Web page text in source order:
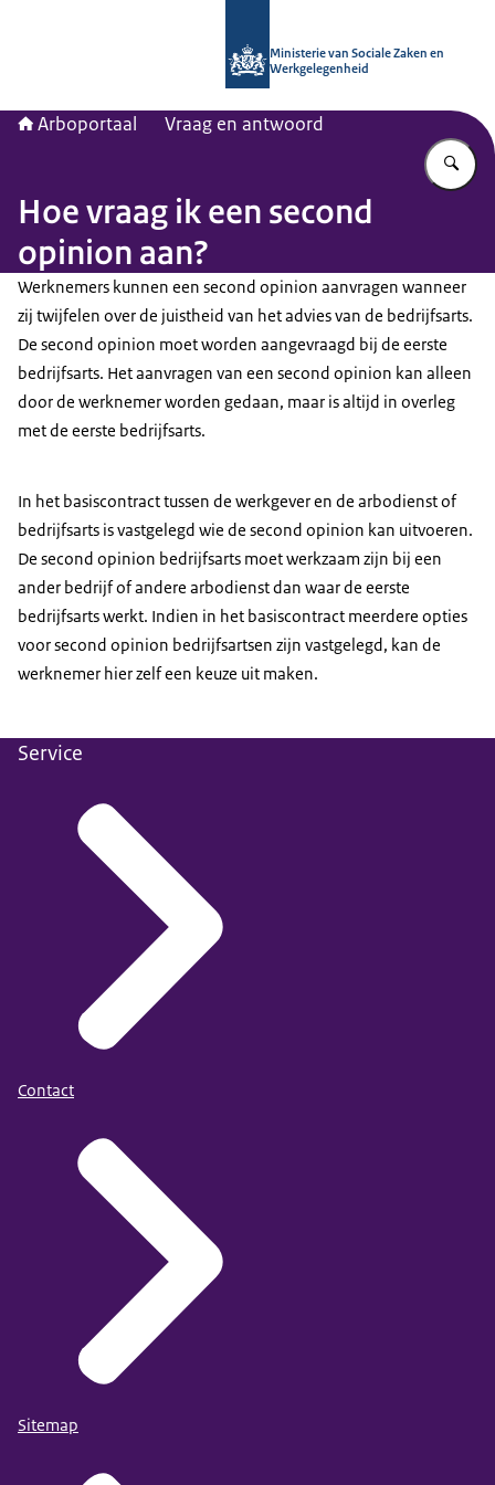
Ministerie van Sociale Zaken en
Werkgelegenheid
Arboportaal Vraag en antwoord
Hoe vraag ik een second
opinion aan?
Werknemers kunnen een second opinion aanvragen wanneer
zij twijfelen over de juistheid van het advies van de bedrijfsarts.
De second opinion moet worden aangevraagd bij de eerste
bedrijfsarts. Het aanvragen van een second opinion kan alleen
door de werknemer worden gedaan, maar is altijd in overleg
met de eerste bedrijfsarts.
In het basiscontract tussen de werkgever en de arbodienst of
bedrijfsarts is vastgelegd wie de second opinion kan uitvoeren.
De second opinion bedrijfsarts moet werkzaam zijn bij een
ander bedrijf of andere arbodienst dan waar de eerste
bedrijfsarts werkt. Indien in het basiscontract meerdere opties
voorsecond opinion bedrijfsartsen zijn vastgelegd, kan de
werknemer hier zelf een keuze uit maken.
Service
Contact
Sitemap